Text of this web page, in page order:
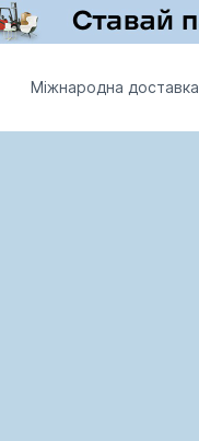
Міжнародна доставка